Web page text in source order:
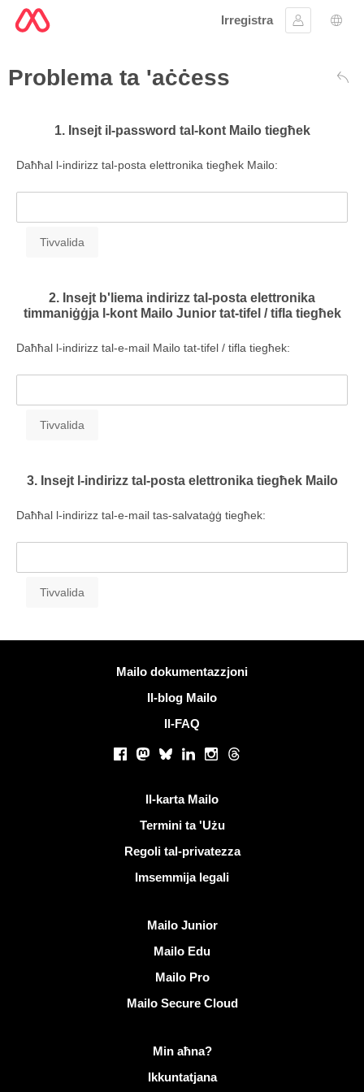
Irregistra
Sinjal
Problema ta 'aċċess Lura
1. Insejt il-password tal-kont Mailo tiegħek
Daħħal l-indirizz tal-posta elettronika tiegħek Mailo:
2. Insejt b'liema indirizz tal-posta elettronika
timmaniġġja l-kont Mailo Junior tat-tifel / tifla tiegħek
Daħħal l-indirizz tal-e-mail Mailo tat-tifel / tifla tiegħek:
3. Insejt l-indirizz tal-posta elettronika tiegħek Mailo
Daħħal l-indirizz tal-e-mail tas-salvataġġ tiegħek:
Iktar informazzjoniMailo dokumentazzjoni
Il-blog Mailo
Il-FAQ
Netwerks soċjali
Facebook
Mastodon
BlueskyLinkedInInstagram
Threads
Il-karta Mailo
Termini ta 'Użu
Regoli tal-privatezza
Imsemmija legali
Mailo Junior
Mailo Edu
Mailo Pro
Mailo Secure Cloud
Aktar tagħrif dwar MailoMin aħna?
Ikkuntatjana